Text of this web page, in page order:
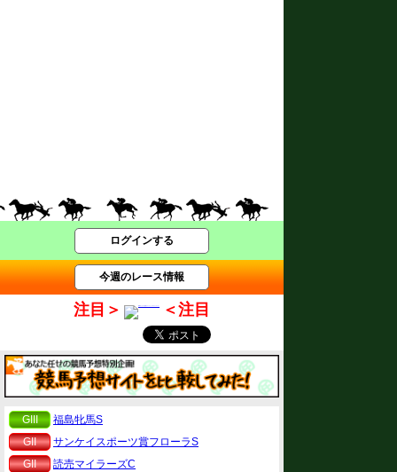
ログインする
今週のレース情報
注目＞ ＜注目
GIII
福島牝馬S
GII
サンケイスポーツ賞フローラS
GII
読売マイラーズC